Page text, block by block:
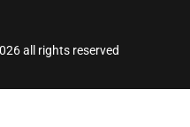
all rights reserved